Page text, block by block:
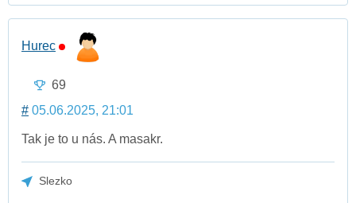
Hurec
69
# 05.06.2025, 21:01
Tak je to u nás. A masakr.
Slezko